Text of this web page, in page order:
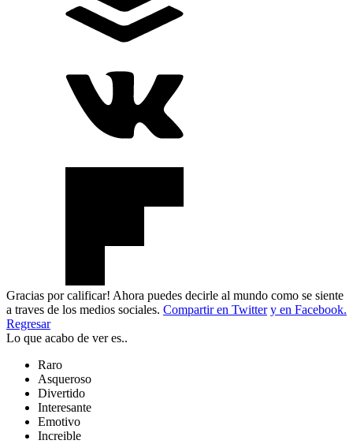
Gracias por calificar! Ahora puedes decirle al mundo como se siente
a traves de los medios sociales. Compartir en Twitter y en Facebook.
Regresar
Lo que acabo de ver es..
Raro
Asqueroso
Divertido
Interesante
Emotivo
Increible